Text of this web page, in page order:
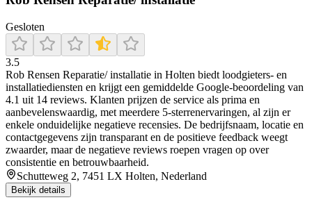
Gesloten
3.5
Rob Rensen Reparatie/ installatie in Holten biedt loodgieters- en
installatiediensten en krijgt een gemiddelde Google-beoordeling van
4.1 uit 14 reviews. Klanten prijzen de service als prima en
aanbevelenswaardig, met meerdere 5-sterrenervaringen, al zijn er
enkele onduidelijke negatieve recensies. De bedrijfsnaam, locatie en
contactgegevens zijn transparant en de positieve feedback weegt
zwaarder, maar de negatieve reviews roepen vragen op over
consistentie en betrouwbaarheid.
Schutteweg 2, 7451 LX Holten, Nederland
Bekijk details